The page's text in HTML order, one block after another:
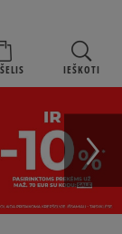
IEŠKOTI